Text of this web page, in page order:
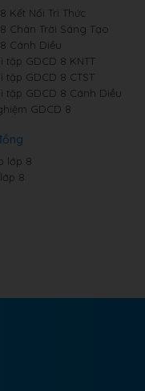
Kết Nối Tri Thức
Chân Trời Sáng Tạo
Cánh Diều
tập GDCD 8 KNTT
tập GDCD 8 CTST
tập GDCD 8 Cánh Diều
GDCD 8
lớp 8
8